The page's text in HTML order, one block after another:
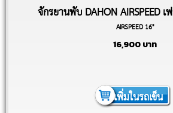
จักรยานพับ DAHON AIRSPEED
AIRSPEED 16"
16,900บาท
เพิ่มในรถเข็น